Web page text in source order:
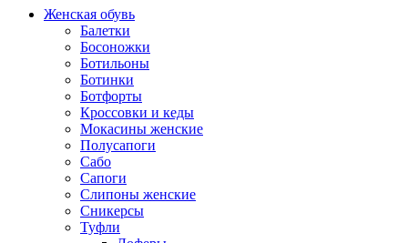
Женская обувь
Балетки
Босоножки
Ботильоны
Ботинки
Ботфорты
Кроссовки и кеды
Мокасины женские
Полусапоги
Сабо
Сапоги
Слипоны женские
Сникерсы
Туфли